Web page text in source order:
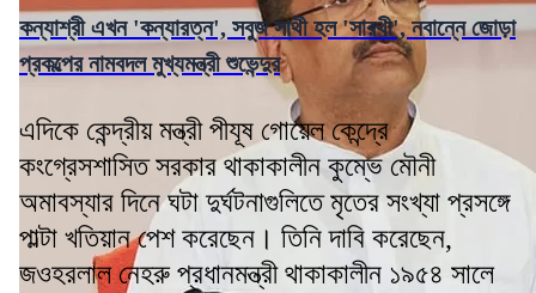
কন্যাশ্রী এখন 'কন্যারত্ন', সবুজ সাথী হল 'সারথী', নবান্নে জোড়া
প্রকল্পের নামবদল মুখ্যমন্ত্রী শুভেন্দুর
এদিকে কেন্দ্রীয় মন্ত্রী পীযূষ গোয়েল কেন্দ্রে
কংগ্রেসশাসিত সরকার থাকাকালীন কুম্ভে মৌনী
অমাবস্যার দিনে ঘটা দুর্ঘটনাগুলিতে মৃতের সংখ্যা প্রসঙ্গে
পাল্টা খতিয়ান পেশ করেছেন। তিনি দাবি করেছেন,
জওহরলাল নেহরু প্রধানমন্ত্রী থাকাকালীন ১৯৫৪ সালে